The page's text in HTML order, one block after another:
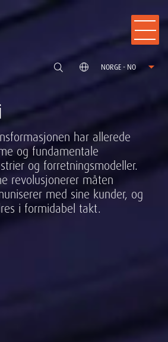
NORGE - NO
har allerede
og fundamentale
og forretningsmodeller.
revolusjonerer måten
med sine kunder, og
i formidabel takt.